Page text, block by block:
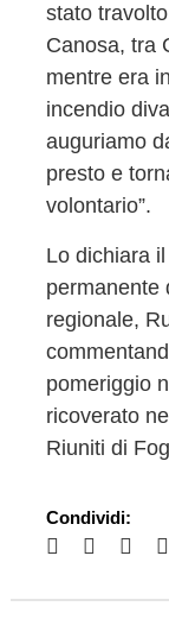
stato
Canosa, tra
mentre era
incendio
auguriamo
presto e
volontario”.
Lo dichiara
permanente
regionale,
pomeriggio
ricoverato
Riuniti di
Condividi: